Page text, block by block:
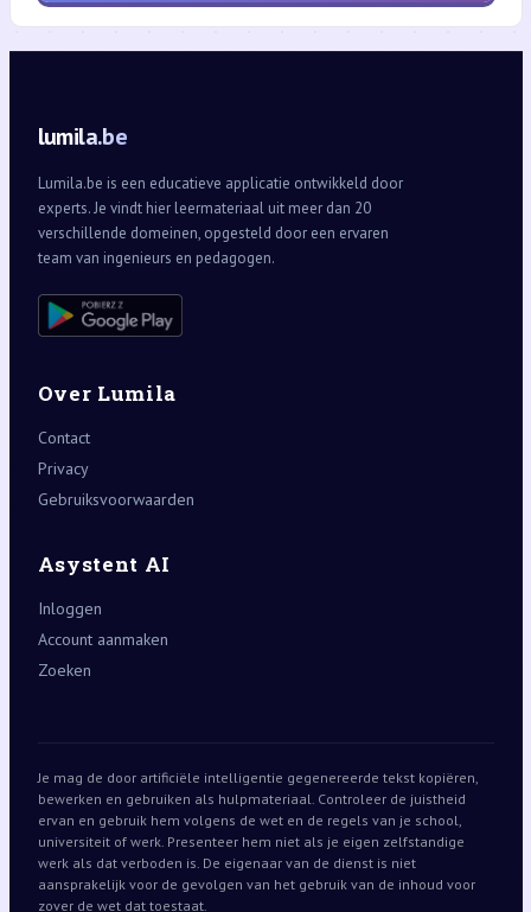
lumila.be
Lumila.be is een educatieve applicatie ontwikkeld door
experts. Je vindt hier leermateriaal uit meer dan 20
verschillende domeinen, opgesteld door een ervaren
team van ingenieurs en pedagogen.
Over Lumila
Contact
Privacy
Gebruiksvoorwaarden
Asystent AI
Inloggen
Account aanmaken
Zoeken
Je mag de door artificiële intelligentie gegenereerde tekst kopiëren,
bewerken en gebruiken als hulpmateriaal. Controleer de juistheid
ervan en gebruik hem volgens de wet en de regels van je school,
universiteit of werk. Presenteer hem niet als je eigen zelfstandige
werk als dat verboden is. De eigenaar van de dienst is niet
aansprakelijk voor de gevolgen van het gebruik van de inhoud voor
zover de wet dat toestaat.